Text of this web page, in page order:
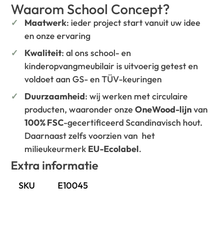
Waarom School Concept?
Maatwerk: ieder project start vanuit uw idee
en onze ervaring
Kwaliteit: al ons school- en
kinderopvangmeubilair is uitvoerig getest en
voldoet aan GS- en TÜV-keuringen
Duurzaamheid: wij werken met circulaire
producten, waaronder onzeOneWood-lijnvan
100% FSC-gecertificeerd Scandinavisch hout.
Daarnaast zelfs voorzien van het
milieukeurmerk EU-Ecolabel.
Extra informatie
SKU E10045